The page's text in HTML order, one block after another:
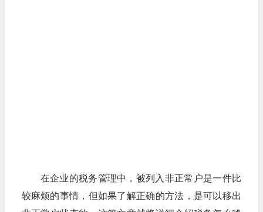
在企业的税务管理中，被列入非正常户是一件比
较麻烦的事情，但如果了解正确的方法，是可以移出